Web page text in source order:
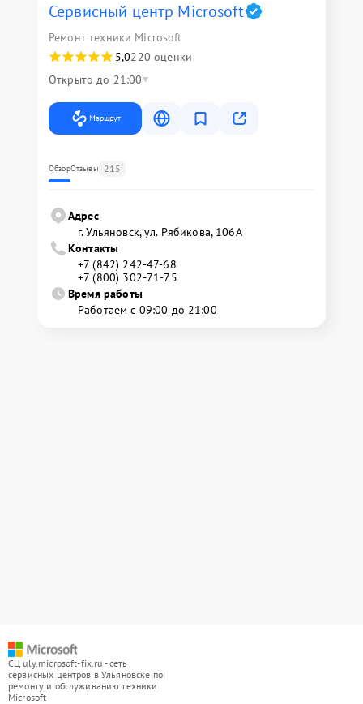
Сервисный центр Microsoft
Ремонт техники Microsoft
5,0220 оценки
Открыто до 21:00
Маршрут
ОбзорОтзывы 215
Адрес
г. Ульяновск, ул. Рябикова, 106А
Контакты
+7 (842) 242-47-68
+7 (800) 302-71-75
Время работы
Работаем с 09:00 до 21:00
СЦ uly.microsoft-fix.ru - сеть
сервисных центров в Ульяновске по
ремонту и обслуживанию техники
Microsoft